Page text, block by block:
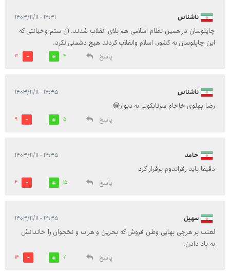
ناشناس ۱۴:۳۱ - ۱۴۰۳/۱۱/۱۱
چاپلوسان در همین نظام اسلامی هم بلای انقلاب شدند. آن ستم وخیانتی که
این چاپلوسان به کشور، اسلام وانقلاب کردند هیچ دشمنی نکرد.
پاسخ
4
3
ناشناس ۱۴:۳۵ - ۱۴۰۳/۱۱/۱۱
رضا پهلوی خاخام سرتابکوب به دیوار😂
پاسخ
5
9
حامد ۱۴:۳۵ - ۱۴۰۳/۱۱/۱۱
دقیقا باید رفراندوم برقرار کرد
پاسخ
15
2
سهیل ۱۴:۳۵ - ۱۴۰۳/۱۱/۱۱
لعنت بر هرچی بهایی وطن فروش که بحرین و هرات و نخجوان را خاندانش
به باد دادن.
پاسخ
7
14